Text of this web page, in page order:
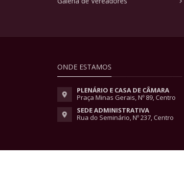
ONDE ESTAMOS
PLENÁRIO E CASA DE CÂMARA
Praça Minas Gerais, Nº 89, Centro
SEDE ADMINISTRATIVA
Rua do Seminário, Nº 237, Centro